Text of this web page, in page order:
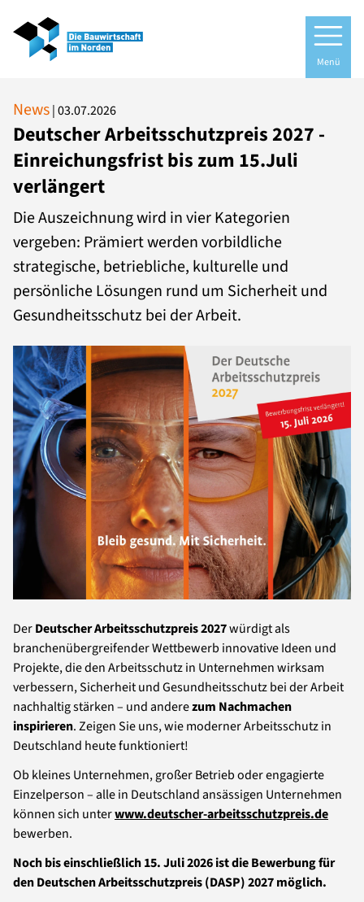
Menü
News|03.07.2026
Deutscher Arbeitsschutzpreis 2027 -
Einreichungsfrist bis zum 15.Juli
verlängert
Die Auszeichnung wird in vier Kategorien
vergeben: Prämiert werden vorbildliche
strategische, betriebliche, kulturelle und
persönliche Lösungen rund um Sicherheit und
Gesundheitsschutz bei der Arbeit.
DerDeutscher Arbeitsschutzpreis 2027würdigt als
branchenübergreifender Wettbewerb innovative Ideen und
Projekte, die den Arbeitsschutz in Unternehmen wirksam
verbessern, Sicherheit und Gesundheitsschutz bei der Arbeit
nachhaltig stärken – und anderezum Nachmachen
inspirieren. Zeigen Sie uns, wie moderner Arbeitsschutz in
Deutschland heute funktioniert!
Ob kleines Unternehmen, großer Betrieb oder engagierte
Einzelperson – alle in Deutschland ansässigen Unternehmen
können sich unterwww.deutscher-arbeitsschutzpreis.de
bewerben.
Noch bis einschließlich 15. Juli 2026 ist die Bewerbung für
den Deutschen Arbeitsschutzpreis (DASP) 2027 möglich.